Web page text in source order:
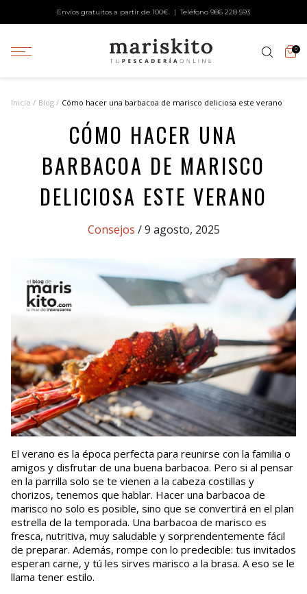
Envíos gratuitos a partir de 100€. | Teléfono 986 228 593
0
Inicio Blog Cómo hacer una barbacoa de marisco deliciosa este verano
CÓMO HACER UNA
BARBACOA DE MARISCO
DELICIOSA ESTE VERANO
Categories
Consejos / 9 agosto, 2025
El verano es la época perfecta para reunirse con la familia o
amigos y disfrutar de una buena barbacoa. Pero si al pensar
en la parrilla solo se te vienen a la cabeza costillas y
chorizos, tenemos que hablar. Hacer una barbacoa de
marisco no solo es posible, sino que se convertirá en el plan
estrella de la temporada. Una barbacoa de marisco es
fresca, nutritiva, muy saludable y sorprendentemente fácil
de preparar. Además, rompe con lo predecible: tus invitados
esperan carne, y tú les sirves marisco a la brasa. A eso se le
llama tener estilo.